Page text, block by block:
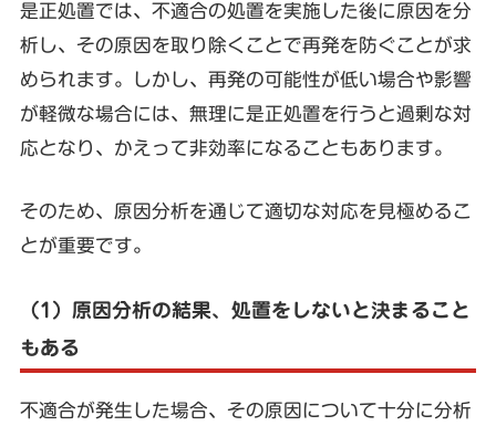
是正処置では、不適合の処置を実施した後に原因を分
析し、その原因を取り除くことで再発を防ぐことが求
められます。しかし、再発の可能性が低い場合や影響
が軽微な場合には、無理に是正処置を行うと過剰な対
応となり、かえって非効率になることもあります。
そのため、原因分析を通じて適切な対応を見極めるこ
とが重要です。
（1）原因分析の結果、処置をしないと決まること
もある
不適合が発生した場合、その原因について十分に分析